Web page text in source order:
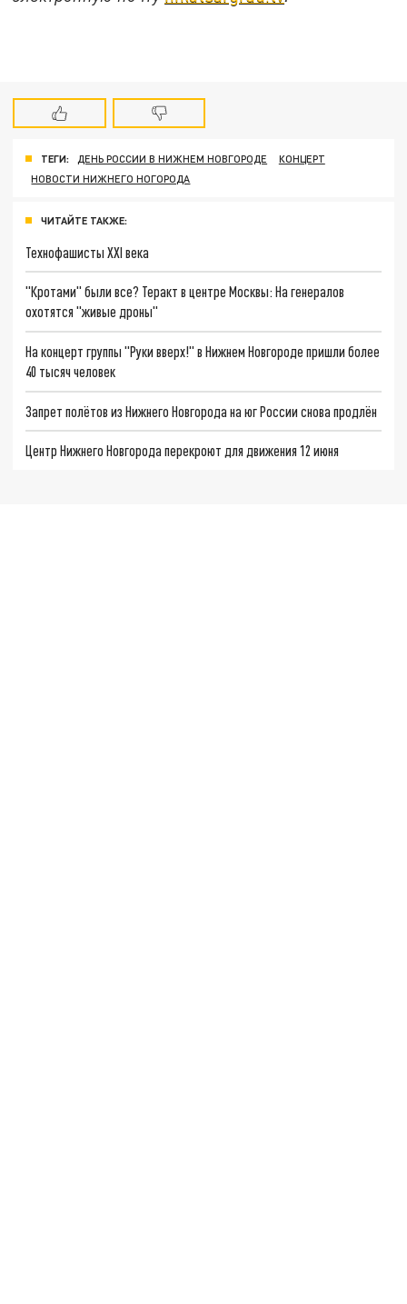
ТЕГИ: ДЕНЬ РОССИИ В НИЖНЕМ НОВГОРОДЕ
КОНЦЕРТ
НОВОСТИ НИЖНЕГО НОГОРОДА
ЧИТАЙТЕ ТАКЖЕ:
Технофашисты XXI века
"Кротами" были все? Теракт в центре Москвы: На генералов
охотятся "живые дроны"
На концерт группы "Руки вверх!" в Нижнем Новгороде пришли более
40 тысяч человек
Запрет полётов из Нижнего Новгорода на юг России снова продлён
Центр Нижнего Новгорода перекроют для движения 12 июня